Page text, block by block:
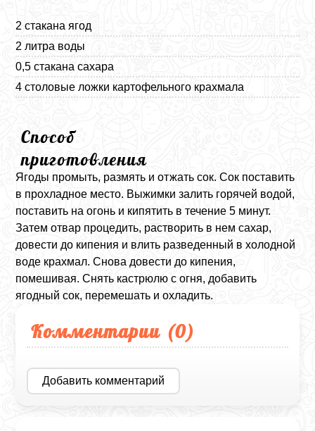
2 стакана ягод
2 литра воды
0,5 стакана сахара
4 столовые ложки картофельного крахмала
Способ
приготовления
Ягоды промыть, размять и отжать сок. Сок поставить
в прохладное место. Выжимки залить горячей водой,
поставить на огонь и кипятить в течение 5 минут.
Затем отвар процедить, растворить в нем сахар,
довести до кипения и влить разведенный в холодной
воде крахмал. Снова довести до кипения,
помешивая. Снять кастрюлю с огня, добавить
ягодный сок, перемешать и охладить.
Комментарии (0)
Добавить комментарий